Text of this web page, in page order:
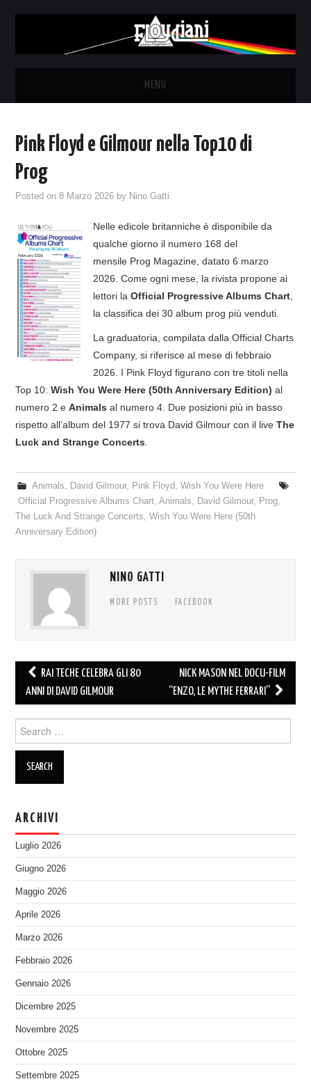
MENU
THE LUNATICS
SYD BARRETT – ALLE SOGLIE
DELL’ALBA
FANZINE
COVER & TRIBUTI
DISCOGRAFIA
LINKS
CONTATTI
Pink Floyd e Gilmour nella Top10 di
Prog
Posted on8 Marzo 2026 by Nino Gatti
Nelle edicole britanniche è disponibile da
qualche giorno il numero 168 del
mensile Prog Magazine, datato 6 marzo
2026. Come ogni mese, la rivista propone ai
lettori laOfficial Progressive Albums Chart
la classifica dei 30 album prog più venduti.
La graduatoria, compilata dalla Official Charts
Company, si riferisce al mese di febbraio
2026. I Pink Floyd figurano con tre titoli nella
Top 10:Wish You Were Here (50th Anniversary Edition) al
numero 2 eAnimals al numero 4. Due posizioni più in basso
rispetto all’album del 1977 si trova David Gilmour con il liveThe
Luck and Strange Concerts
Animals, David Gilmour, Pink Floyd, Wish You Were Here
Official Progressive Albums Chart,Animals, David Gilmour, Prog,
The Luck And Strange Concerts,Wish You Were Here (50th
Anniversary Edition)
NINO GATTI
MORE POSTS FACEBOOK
Post
navigation
RAI TECHE CELEBRA GLI 80
ANNI DI DAVID GILMOUR
NICK MASON NEL DOCU-FILM
“ENZO, LE MYTHE FERRARI”
for:
ARCHIVI
Luglio 2026
Giugno 2026
Maggio 2026
Aprile 2026
Marzo 2026
Febbraio 2026
Gennaio 2026
Dicembre 2025
Novembre 2025
Ottobre 2025
Settembre 2025